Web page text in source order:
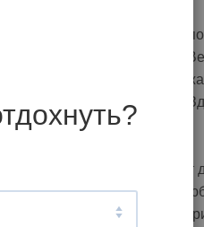
просто созданы для
активных развлечений.
хищников, поэтому
водных видов спорта.
стране, поскольку еще нет
пещеры и водопады.
исторических